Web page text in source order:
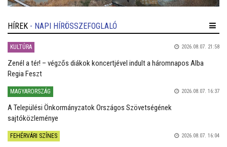
HÍREK - NAPI HÍRÖSSZEFOGLALÓ
KULTÚRA 2026.08.07. 21:58
Zenél a tér! – végzős diákok koncertjével indult a háromnapos Alba
Regia Feszt
MAGYARORSZÁG 2026.08.07. 16:37
A Települési Önkormányzatok Országos Szövetségének
sajtóközleménye
FEHÉRVÁRI SZÍNES 2026.08.07. 16:04